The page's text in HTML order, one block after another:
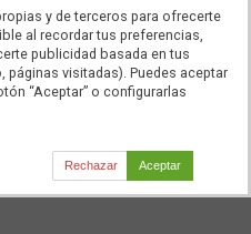
con la participación de
incluyendo educadores,
y especialistas en
y de terceros para ofrecerte
al recordar tus preferencias,
publicidad basada en tus
páginas visitadas). Puedes aceptar
“Aceptar” o configurarlas
Rechazar Aceptar